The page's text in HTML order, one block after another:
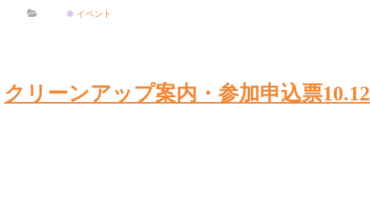
イベント
クリーンアップ案内・参加申込票10.12